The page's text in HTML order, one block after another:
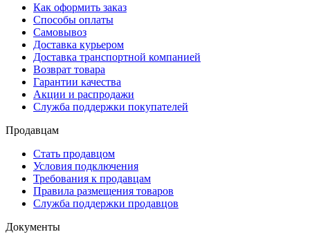
Как оформить заказ
Способы оплаты
Самовывоз
Доставка курьером
Доставка транспортной компанией
Возврат товара
Гарантии качества
Акции и распродажи
Служба поддержки покупателей
Продавцам
Стать продавцом
Условия подключения
Требования к продавцам
Правила размещения товаров
Служба поддержки продавцов
Документы